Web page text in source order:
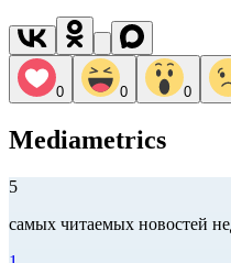
0 0 0
Mediametrics
5
самых читаемых новостей